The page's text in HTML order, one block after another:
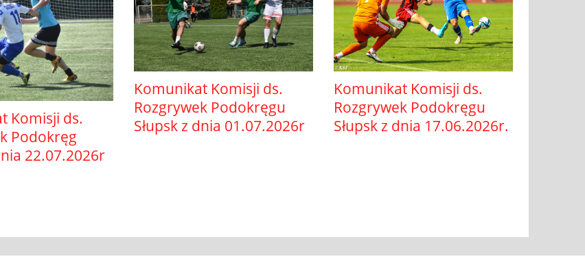
Komisji ds.
Podokręg
22.07.2026r
Komunikat Komisji ds.
Rozgrywek Podokręgu
Słupsk z dnia 01.07.2026r
Komunikat Komisji ds.
Rozgrywek Podokręgu
Słupsk z dnia 17.06.2026r.